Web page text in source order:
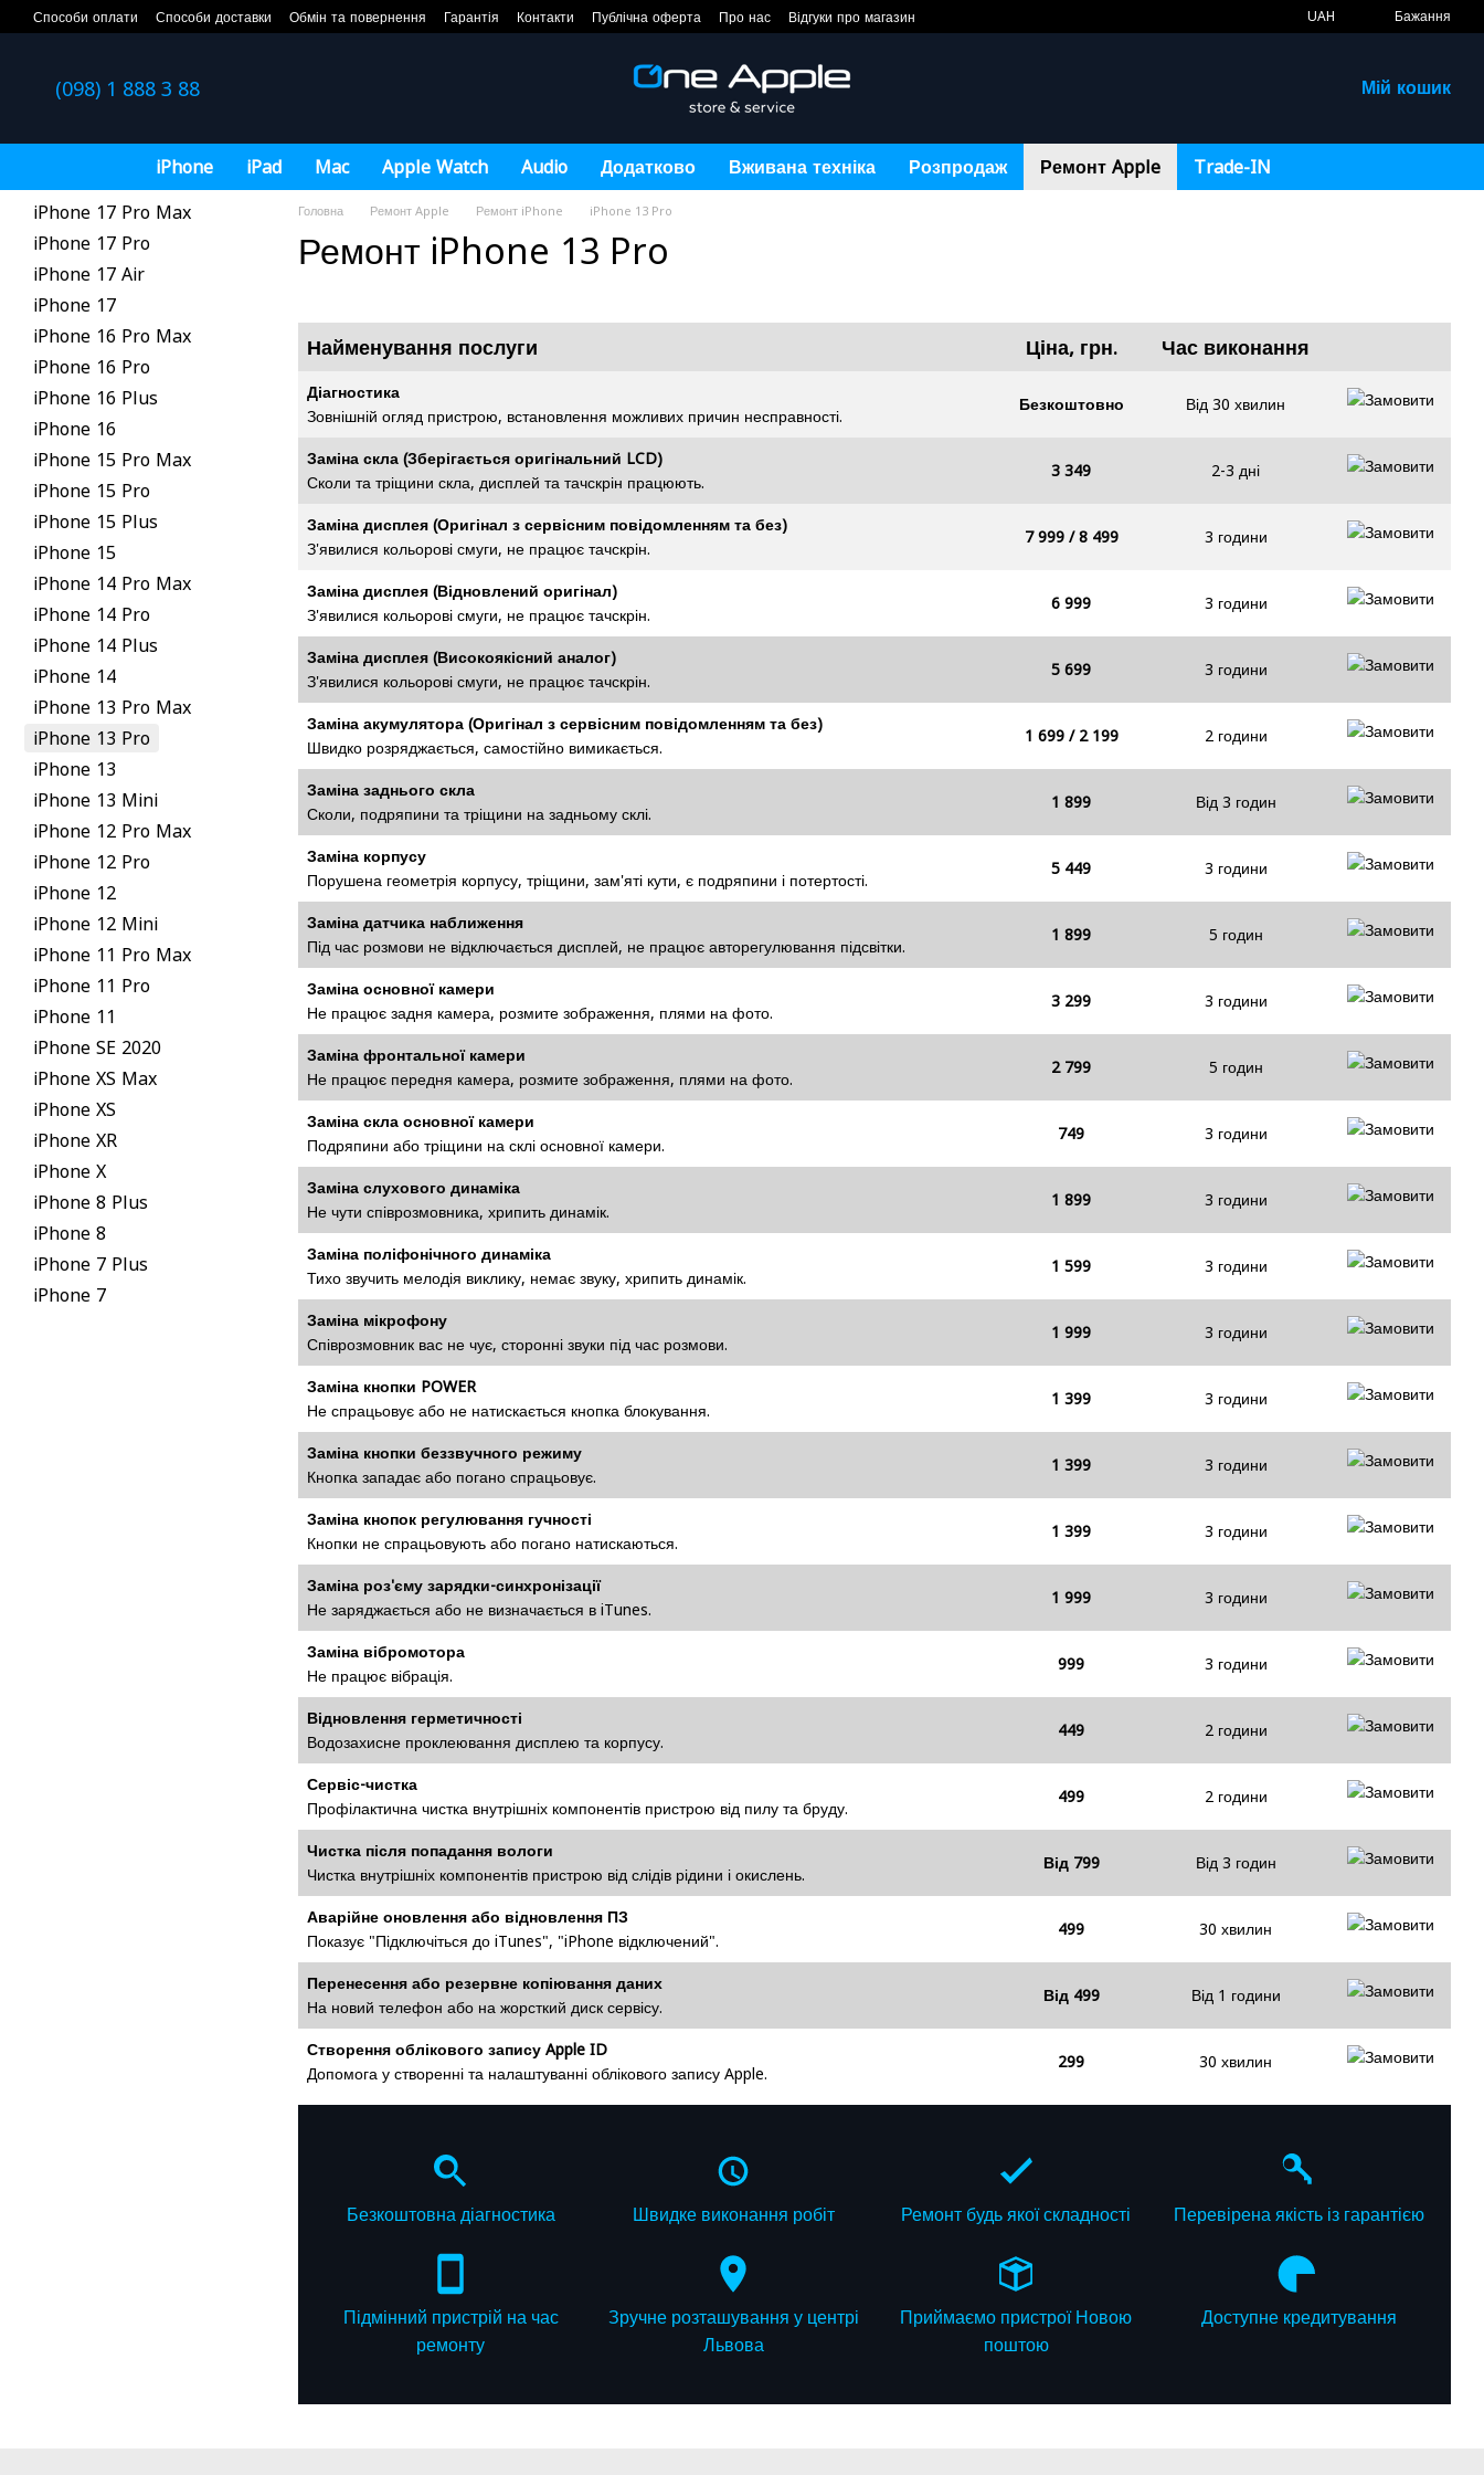
Перейти до основного контенту
Способи оплати Способи доставки Обмін та повернення Гарантія Контакти Публічна оферта Про нас Відгуки про магазин UAH Бажання
(098) 1 888 3 88 Мій кошик
iPhone iPad Mac Apple Watch Audio Додатково Вживана техніка Розпродаж Ремонт Apple Trade-IN
Головна Ремонт Apple Ремонт iPhone iPhone 13 Pro
Ремонт iPhone 13 Pro
Найменування послуги Ціна, грн. Час виконання
Діагностика
Зовнішній огляд пристрою, встановлення можливих причин несправності.
Безкоштовно Від 30 хвилин
Заміна скла (Зберігається оригінальний LCD)
Сколи та тріщини скла, дисплей та тачскрін працюють.
3 349 2-3 дні
Заміна дисплея (Оригінал з сервісним повідомленням та без)
З'явилися кольорові смуги, не працює тачскрін.
7 999 / 8 499 3 години
Заміна дисплея (Відновлений оригінал)
З'явилися кольорові смуги, не працює тачскрін.
6 999 3 години
Заміна дисплея (Високоякісний аналог)
З'явилися кольорові смуги, не працює тачскрін.
5 699 3 години
Заміна акумулятора (Оригінал з сервісним повідомленням та без)
Швидко розряджається, самостійно вимикається.
1 699 / 2 199 2 години
Заміна заднього скла
Сколи, подряпини та тріщини на задньому склі.
1 899 Від 3 годин
Заміна корпусу
Порушена геометрія корпусу, тріщини, зам'яті кути, є подряпини і потертості.
5 449 3 години
Заміна датчика наближення
Під час розмови не відключається дисплей, не працює авторегулювання підсвітки.
1 899 5 годин
Заміна основної камери
Не працює задня камера, розмите зображення, плями на фото.
3 299 3 години
Заміна фронтальної камери
Не працює передня камера, розмите зображення, плями на фото.
2 799 5 годин
Заміна скла основної камери
Подряпини або тріщини на склі основної камери.
749 3 години
Заміна слухового динаміка
Не чути співрозмовника, хрипить динамік.
1 899 3 години
Заміна поліфонічного динаміка
Тихо звучить мелодія виклику, немає звуку, хрипить динамік.
1 599 3 години
Заміна мікрофону
Співрозмовник вас не чує, сторонні звуки під час розмови.
1 999 3 години
Заміна кнопки POWER
Не спрацьовує або не натискається кнопка блокування.
1 399 3 години
Заміна кнопки беззвучного режиму
Кнопка западає або погано спрацьовує.
1 399 3 години
Заміна кнопок регулювання гучності
Кнопки не спрацьовують або погано натискаються.
1 399 3 години
Заміна роз'єму зарядки-синхронізації
Не заряджається або не визначається в iTunes.
1 999 3 години
Заміна вібромотора
Не працює вібрація.
999 3 години
Відновлення герметичності
Водозахисне проклеювання дисплею та корпусу.
449 2 години
Сервіс-чистка
Профілактична чистка внутрішніх компонентів пристрою від пилу та бруду.
499 2 години
Чистка після попадання вологи
Чистка внутрішніх компонентів пристрою від слідів рідини і окислень.
Від 799 Від 3 годин
Аварійне оновлення або відновлення ПЗ
Показує "Підключіться до iTunes", "iPhone відключений".
499 30 хвилин
Перенесення або резервне копіювання даних
На новий телефон або на жорсткий диск сервісу.
Від 499 Від 1 години
Створення облікового запису Apple ID
Допомога у створенні та налаштуванні облікового запису Apple.
299 30 хвилин
Безкоштовна діагностика Швидке виконання робіт Ремонт будь якої складності Перевірена якість із гарантією
Підмінний пристрій на час
ремонту
Зручне розташування у центрі
Львова
Приймаємо пристрої Новою
поштою
Доступне кредитування
iPhone 17 Pro Max
iPhone 17 Pro
iPhone 17 Air
iPhone 17
iPhone 16 Pro Max
iPhone 16 Pro
iPhone 16 Plus
iPhone 16
iPhone 15 Pro Max
iPhone 15 Pro
iPhone 15 Plus
iPhone 15
iPhone 14 Pro Max
iPhone 14 Pro
iPhone 14 Plus
iPhone 14
iPhone 13 Pro Max
iPhone 13 Pro
iPhone 13
iPhone 13 Mini
iPhone 12 Pro Max
iPhone 12 Pro
iPhone 12
iPhone 12 Mini
iPhone 11 Pro Max
iPhone 11 Pro
iPhone 11
iPhone SE 2020
iPhone XS Max
iPhone XS
iPhone XR
iPhone X
iPhone 8 Plus
iPhone 8
iPhone 7 Plus
iPhone 7